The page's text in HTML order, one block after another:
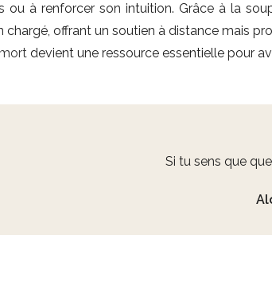
ou à renforcer son intuition. Grâce à la
chargé, offrant un soutien à distance mais
devient une ressource essentielle pour
Si tu sens que